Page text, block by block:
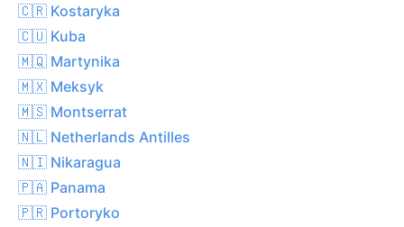
🇨🇷 Kostaryka
🇨🇺 Kuba
🇲🇶 Martynika
🇲🇽 Meksyk
🇲🇸 Montserrat
🇳🇱 Netherlands Antilles
🇳🇮 Nikaragua
🇵🇦 Panama
🇵🇷 Portoryko